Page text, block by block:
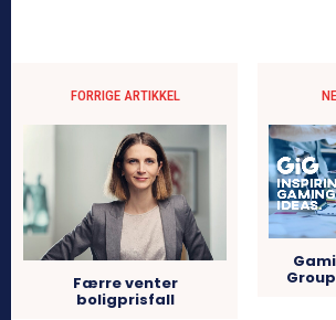
FORRIGE ARTIKKEL
Færre venter
boligprisfall